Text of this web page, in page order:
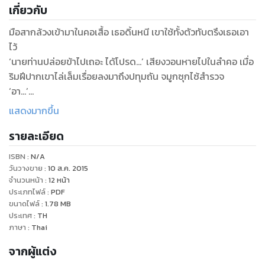
เกี่ยวกับ
มือสากล้วงเข้ามาในคอเสื้อ เธอดิ้นหนี เขาใช้ทั้งตัวทับตรึงเธอเอา
ไว้
‘นายท่านปล่อยข้าไปเถอะ ได้โปรด...’ เสียงวอนหายไปในลำคอ เมื่อ
ริมฝีปากเขาไล่เล็มเรื่อยลงมาถึงปทุมถัน จมูกซุกไซ้สำรวจ
‘อา...’
เฟรยาคราง อุณหภูมิในร่างสูงขึ้น กายบิดด้วยรสหวามตึงแน่นที่
ล่าง
แม้ดิ้นรนหนีแต่คนด้านบนก็รั้งไว้ สอดวงแขนโอบอุ้มดันให้เธอกอด
ตนไว้ จากนั้นก็สอดประสานบทเพลงแห่งกามารมณ์ระหว่างชาย
หญิง เธอครางเหมือนตกอยู่ในความฝัน
บางสิ่งผ่านรวดเร็วจากส่วนล่างขึ้นสู่สมอง ความรู้สึกที่เหมือนมี
พายุใหญ่แล่นผ่านกาย แขนบางของเฟรยาโอบรอบร่างแกร่งของ
เขา ยึดไว้จากความซ่านด้วยฤทธิ์แรงปรารถนาซ่อนเร้น
เขากระซิบขณะยังค้างคาอยู่ในตัวเธอ
แสดงมากขึ้น
รายละเอียด
ISBN : N/A
วันวางขาย : 10 ส.ค. 2015
จำนวนหน้า : 12 หน้า
ประเภทไฟล์: PDF
ขนาดไฟล์: 1.78 MB
ประเทศ: TH
ภาษา : Thai
จากผู้แต่ง